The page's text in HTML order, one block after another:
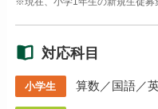
対応科目
小学生 算数／国語／